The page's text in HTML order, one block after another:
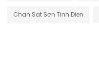
Chan Sat Sơn Tinh Dien